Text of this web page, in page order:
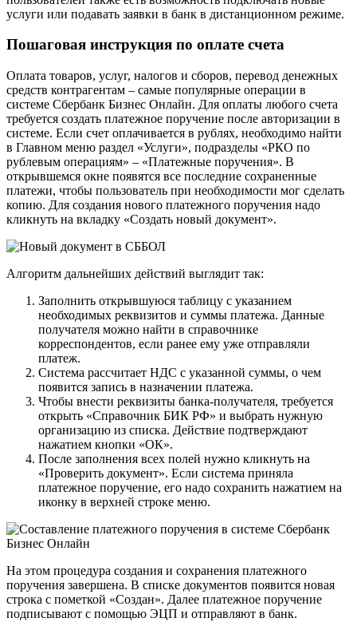
услуги или подавать заявки в банк в дистанционном режиме.
Пошаговая инструкция по оплате счета
Оплата товаров, услуг, налогов и сборов, перевод денежных
средств контрагентам – самые популярные операции в
системе Сбербанк Бизнес Онлайн. Для оплаты любого счета
требуется создать платежное поручение после авторизации в
системе. Если счет оплачивается в рублях, необходимо найти
в Главном меню раздел «Услуги», подразделы «РКО по
рублевым операциям» – «Платежные поручения». В
открывшемся окне появятся все последние сохраненные
платежи, чтобы пользователь при необходимости мог сделать
копию. Для создания нового платежного поручения надо
кликнуть на вкладку «Создать новый документ».
Алгоритм дальнейших действий выглядит так:
Заполнить открывшуюся таблицу с указанием
необходимых реквизитов и суммы платежа. Данные
получателя можно найти в справочнике
корреспондентов, если ранее ему уже отправляли
платеж.
Система рассчитает НДС с указанной суммы, о чем
появится запись в назначении платежа.
Чтобы внести реквизиты банка-получателя, требуется
открыть «Справочник БИК РФ» и выбрать нужную
организацию из списка. Действие подтверждают
нажатием кнопки «ОК».
После заполнения всех полей нужно кликнуть на
«Проверить документ». Если система приняла
платежное поручение, его надо сохранить нажатием на
иконку в верхней строке меню.
На этом процедура создания и сохранения платежного
поручения завершена. В списке документов появится новая
строка с пометкой «Создан». Далее платежное поручение
подписывают с помощью ЭЦП и отправляют в банк.